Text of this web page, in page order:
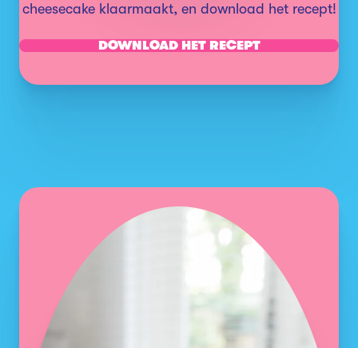
cheesecake klaarmaakt, en download het recept!
DOWNLOAD HET RECEPT